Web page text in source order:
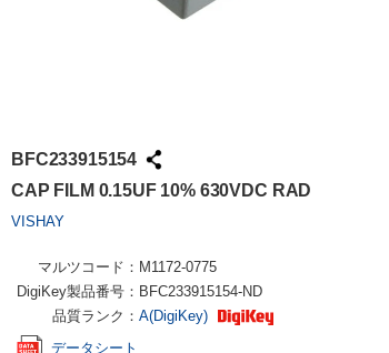
BFC233915154
CAP FILM 0.15UF 10% 630VDC RAD
VISHAY
マルツコード： M1172-0775
DigiKey製品番号： BFC233915154-ND
品質ランク： A(DigiKey)
データシート